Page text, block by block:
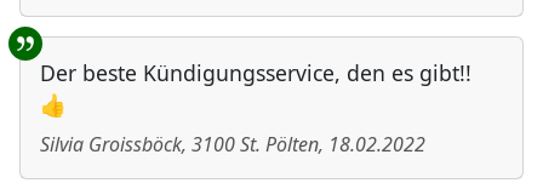
Der beste Kündigungsservice, den es gibt!!
👍
Silvia Groissböck, 3100St. Pölten, 18.02.2022